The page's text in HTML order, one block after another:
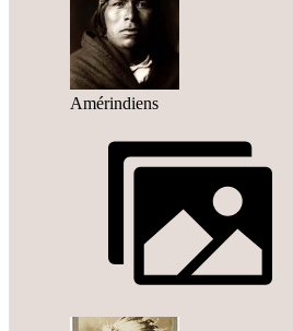
Amérindiens